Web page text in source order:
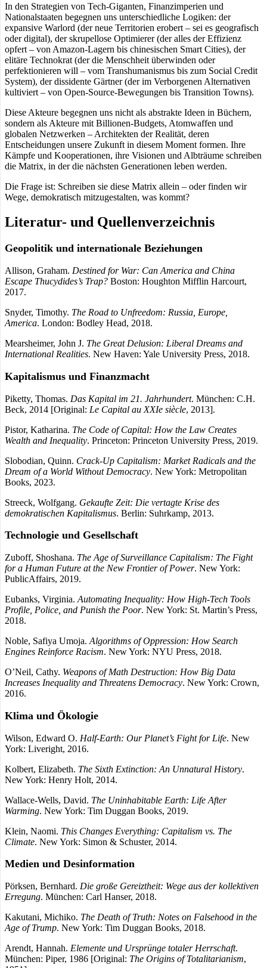
In den Strategien von Tech-Giganten, Finanzimperien und
Nationalstaaten begegnen uns unterschiedliche Logiken: der
expansive Warlord (der neue Territorien erobert – sei es geografisch
oder digital), der skrupellose Optimierer (der alles der Effizienz
opfert – von Amazon-Lagern bis chinesischen Smart Cities), der
elitäre Technokrat (der die Menschheit überwinden oder
perfektionieren will – vom Transhumanismus bis zum Social Credit
System), der dissidente Gärtner (der im Verborgenen Alternativen
kultiviert – von Open-Source-Bewegungen bis Transition Towns).
Diese Akteure begegnen uns nicht als abstrakte Ideen in Büchern,
sondern als Akteure mit Billionen-Budgets, Atomwaffen und
globalen Netzwerken – Architekten der Realität, deren
Entscheidungen unsere Zukunft in diesem Moment formen. Ihre
Kämpfe und Kooperationen, ihre Visionen und Albträume schreiben
die Matrix, in der die nächsten Generationen leben werden.
Die Frage ist: Schreiben sie diese Matrix allein – oder finden wir
Wege, demokratisch mitzugestalten, was kommt?
Literatur- und Quellenverzeichnis
Geopolitik und internationale Beziehungen
Allison, Graham. Destined for War: Can America and China
Escape Thucydides’s Trap? Boston: Houghton Mifflin Harcourt,
2017.
Snyder, Timothy. The Road to Unfreedom: Russia, Europe,
America. London: Bodley Head, 2018.
Mearsheimer, John J. The Great Delusion: Liberal Dreams and
International Realities. New Haven: Yale University Press, 2018.
Kapitalismus und Finanzmacht
Piketty, Thomas. Das Kapital im 21. Jahrhundert. München: C.H.
Beck, 2014 [Original: Le Capital au XXIe siècle, 2013].
Pistor, Katharina. The Code of Capital: How the Law Creates
Wealth and Inequality. Princeton: Princeton University Press, 2019.
Slobodian, Quinn. Crack-Up Capitalism: Market Radicals and the
Dream of a World Without Democracy. New York: Metropolitan
Books, 2023.
Streeck, Wolfgang. Gekaufte Zeit: Die vertagte Krise des
demokratischen Kapitalismus. Berlin: Suhrkamp, 2013.
Technologie und Gesellschaft
Zuboff, Shoshana. The Age of Surveillance Capitalism: The Fight
for a Human Future at the New Frontier of Power. New York:
PublicAffairs, 2019.
Eubanks, Virginia. Automating Inequality: How High-Tech Tools
Profile, Police, and Punish the Poor. New York: St. Martin’s Press,
2018.
Noble, Safiya Umoja. Algorithms of Oppression: How Search
Engines Reinforce Racism. New York: NYU Press, 2018.
O’Neil, Cathy. Weapons of Math Destruction: How Big Data
Increases Inequality and Threatens Democracy. New York: Crown,
2016.
Klima und Ökologie
Wilson, Edward O. Half-Earth: Our Planet’s Fight for Life. New
York: Liveright, 2016.
Kolbert, Elizabeth. The Sixth Extinction: An Unnatural History.
New York: Henry Holt, 2014.
Wallace-Wells, David. The Uninhabitable Earth: Life After
Warming. New York: Tim Duggan Books, 2019.
Klein, Naomi. This Changes Everything: Capitalism vs. The
Climate. New York: Simon & Schuster, 2014.
Medien und Desinformation
Pörksen, Bernhard. Die große Gereiztheit: Wege aus der kollektiven
Erregung. München: Carl Hanser, 2018.
Kakutani, Michiko. The Death of Truth: Notes on Falsehood in the
Age of Trump. New York: Tim Duggan Books, 2018.
Arendt, Hannah. Elemente und Ursprünge totaler Herrschaft.
München: Piper, 1986 [Original: The Origins of Totalitarianism,